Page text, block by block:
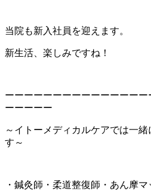
当院も新入社員を迎えます。
新生活、楽しみですね！
ーーーーーーーーーーーーーー
ーーーーー
～イトーメディカルケアでは一
す～
・鍼灸師・柔道整復師・あん摩